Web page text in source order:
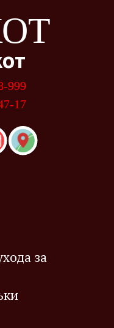
999
17
за